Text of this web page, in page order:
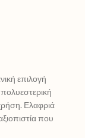
επιλογή
Ελαφριά
που